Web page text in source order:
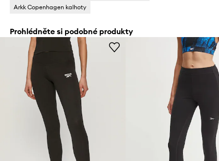
Arkk Copenhagen kalhoty
Prohlédněte si podobné produkty